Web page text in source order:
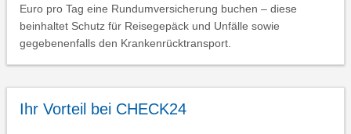
Euro pro Tag eine Rundumversicherung buchen – diese
beinhaltet Schutz für Reisegepäck und Unfälle sowie
gegebenenfalls den Krankenrücktransport.
Ihr Vorteil bei CHECK24